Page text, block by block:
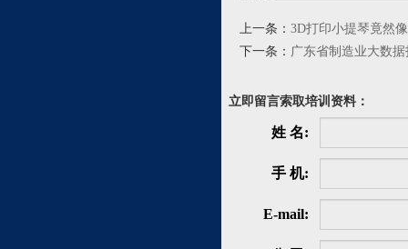
上一条： 3D打印小提琴竟然
下一条： 广东省制造业大数
立即留言索取培训资料：
姓 名:
手 机:
E-mail: